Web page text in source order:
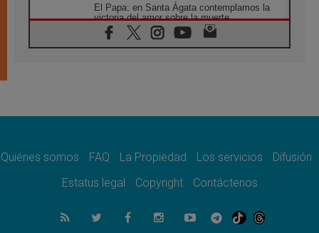
El Papa: en Santa Ágata contemplamos la
victoria del amor sobre la muerte
08.08.2026
León XIV visitará el Santuario de la Madre
07.08.2026
07.08.2026
el compromiso del cristiano"
La matanza de niños en Gaza no cesa: 300
muertos en 300 días
Quiénes somos FAQ La Propiedad Los servicios
Difusión
Estatus legal
Copyright Contáctenos